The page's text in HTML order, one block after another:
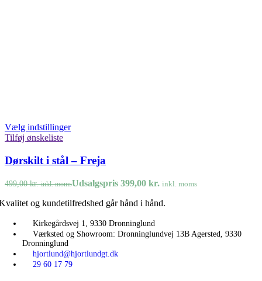
Vælg indstillinger
Tilføj ønskeliste
Dørskilt i stål – Freja
499,00kr. inkl. momsUdsalgspris 399,00 kr. inkl. moms
og kundetilfredshed går hånd i hånd.
Kirkegårdsvej 1, 9330 Dronninglund
Værksted og Showroom: Dronninglundvej 13B Agersted, 9330
Dronninglund
hjortlund@hjortlundgt.dk
29 60 17 79